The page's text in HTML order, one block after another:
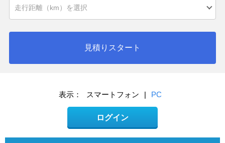
見積りスタート
表示： スマートフォン | PC
ログイン